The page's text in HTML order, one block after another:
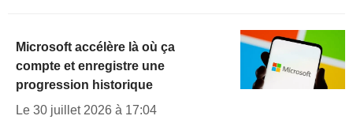
Microsoft accélère là où ça
compte et enregistre une
progression historique
Le 30 juillet 2026 à 17:04